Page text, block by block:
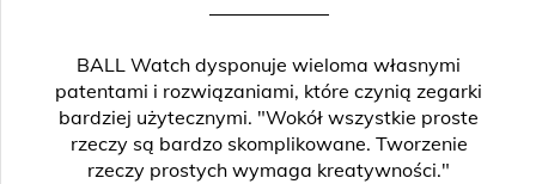
BALL Watch dysponuje wieloma własnymi
patentami i rozwiązaniami, które czynią zegarki
bardziej użytecznymi. "Wokół wszystkie proste
rzeczy są bardzo skomplikowane. Tworzenie
rzeczy prostych wymaga kreatywności."